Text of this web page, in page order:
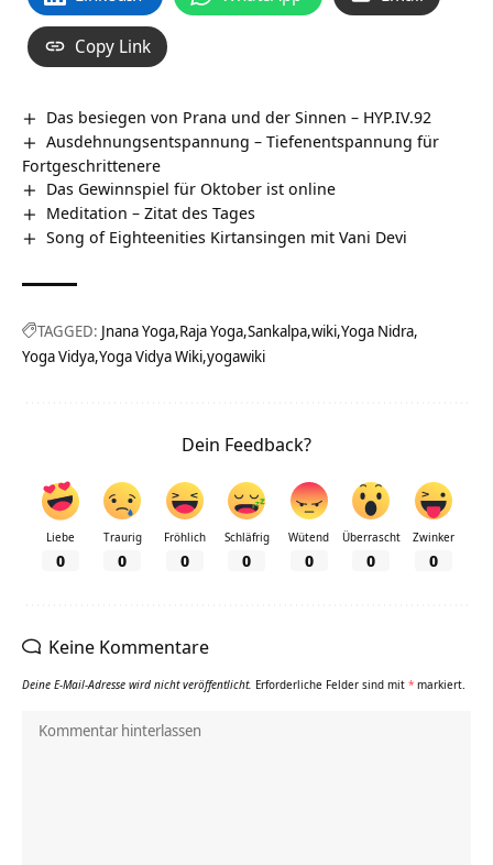
Copy Link
Das besiegen von Prana und der Sinnen – HYP.IV.92
Ausdehnungsentspannung – Tiefenentspannung für
Fortgeschrittenere
Das Gewinnspiel für Oktober ist online
Meditation – Zitat des Tages
Song of Eighteenities Kirtansingen mit Vani Devi
TAGGED: Jnana Yoga Raja Yoga Sankalpa wiki Yoga Nidra
Yoga Vidya Yoga Vidya Wiki yogawiki
Dein Feedback?
Liebe
0
Traurig
0
Fröhlich
0
Schläfrig
0
Wütend
0
Überrascht
0
Zwinker
0
Keine Kommentare
Deine E-Mail-Adresse wird nicht veröffentlicht. Erforderliche Felder sind mit * markiert.